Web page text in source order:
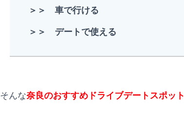
＞＞ 車で行ける
＞＞ デートで使える
そんな奈良のおすすめドライブデートスポット